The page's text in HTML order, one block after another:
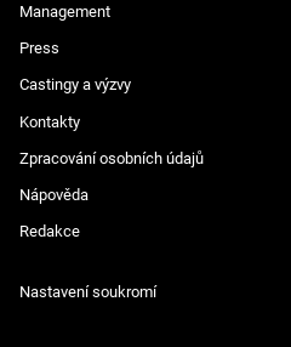
Management
Press
Castingy a výzvy
Kontakty
Zpracování osobních údajů
Nápověda
Redakce
Nastavení soukromí